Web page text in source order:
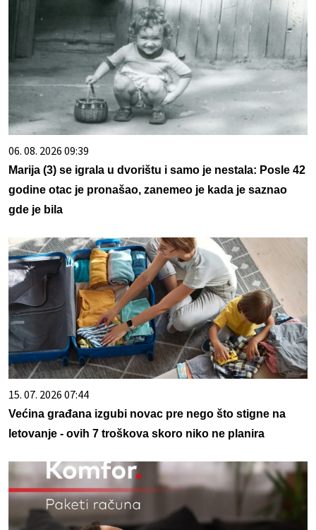
06. 08. 2026 09:39
Marija (3) se igrala u dvorištu i samo je nestala: Posle 42
godine otac je pronašao, zanemeo je kada je saznao
gde je bila
15. 07. 2026 07:44
Većina građana izgubi novac pre nego što stigne na
letovanje - ovih 7 troškova skoro niko ne planira